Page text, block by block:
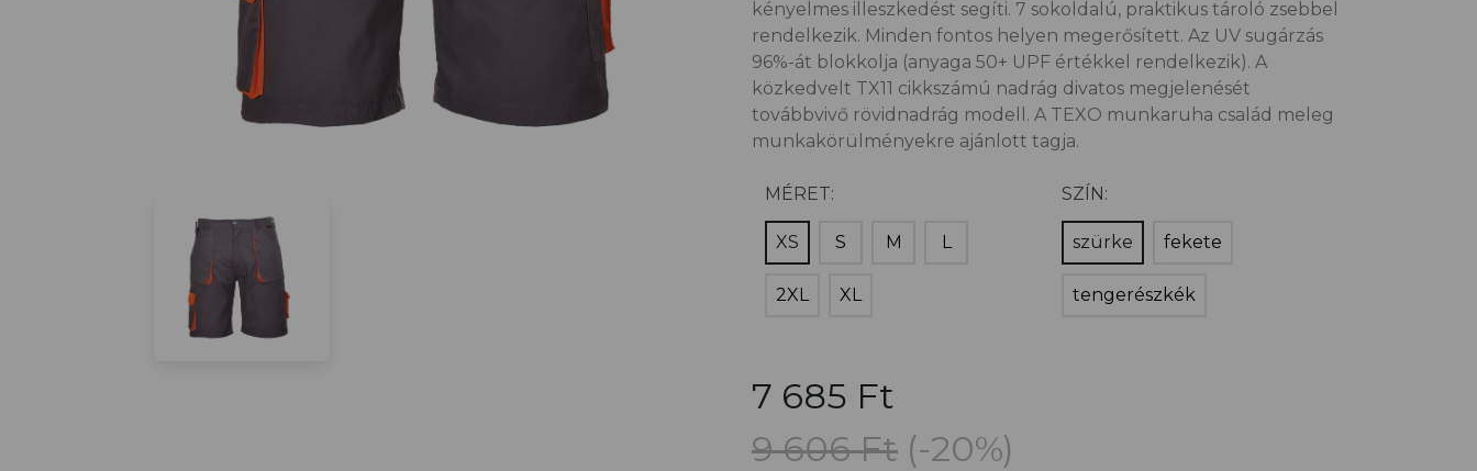
kényelmes illeszkedést segíti. 7 sokoldalú, praktikus tároló zsebbel
rendelkezik. Minden fontos helyen megerősített. Az UV sugárzás
96%-át blokkolja (anyaga 50+ UPF értékkel rendelkezik). A
közkedvelt TX11 cikkszámú nadrág divatos megjelenését
továbbvivő rövidnadrág modell. A TEXO munkaruha család meleg
munkakörülményekre ajánlott tagja.
MÉRET:
XS S M L
2XL XL
SZÍN:
szürke fekete
tengerészkék
7 685 Ft
9 606 Ft (-20%)